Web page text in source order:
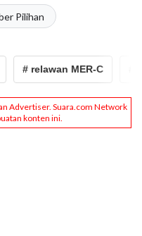
Pilihan
# relawan MER-C